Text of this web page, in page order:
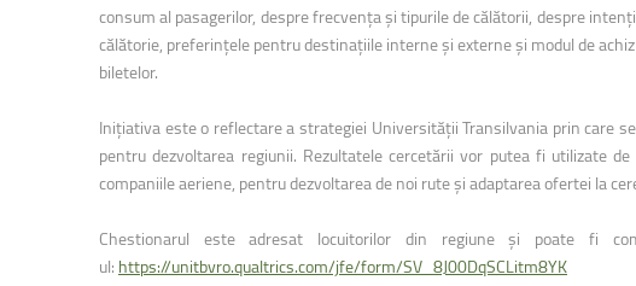
consum al pasagerilor, despre frecvența și tipurile de călătorii, despre
călătorie, preferințele pentru destinațiile interne și externe și modul de
biletelor.
Inițiativa este o reflectare a strategiei Universității Transilvania prin care
pentru dezvoltarea regiunii. Rezultatele cercetării vor putea fi utilizate
companiile aeriene, pentru dezvoltarea de noi rute și adaptarea ofertei la
Chestionarul este adresat locuitorilor din regiune și poate fi
ul: https://unitbvro.qualtrics.com/jfe/form/SV_8J00DqSCLitm8YK